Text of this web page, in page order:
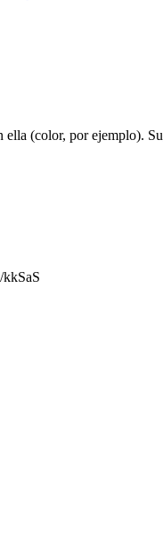
ella (color, por ejemplo). Su
kkSaS